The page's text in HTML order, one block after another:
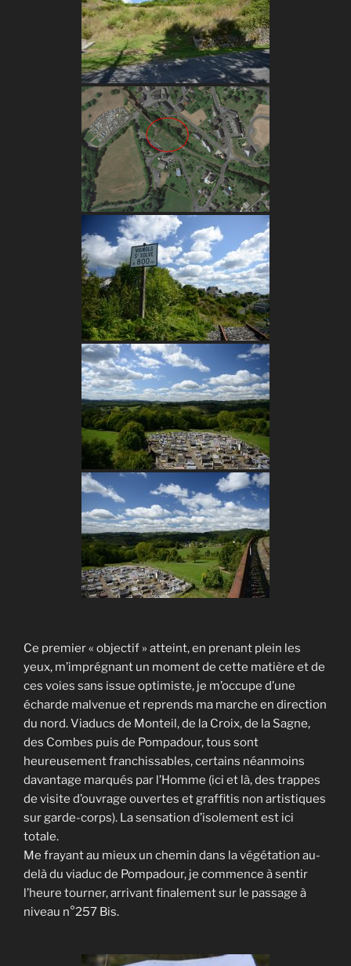
Ce premier « objectif » atteint, en prenant plein les
yeux, m’imprégnant un moment de cette matière et de
ces voies sans issue optimiste, je m’occupe d’une
écharde malvenue et reprends ma marche en direction
du nord. Viaducs de Monteil, de la Croix, de la Sagne,
des Combes puis de Pompadour, tous sont
heureusement franchissables, certains néanmoins
davantage marqués par l’Homme (ici et là, des trappes
de visite d’ouvrage ouvertes et graffitis non artistiques
sur garde-corps). La sensation d’isolement est ici
totale.
Me frayant au mieux un chemin dans la végétation au-
delà du viaduc de Pompadour, je commence à sentir
l’heure tourner, arrivant finalement sur le passage à
niveau n°257 Bis.